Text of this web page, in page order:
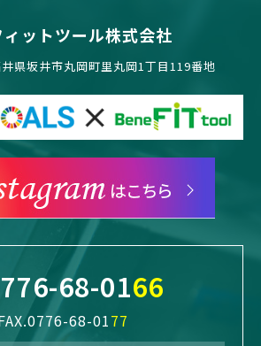
ットツール株式会社
県坂井市丸岡町里丸岡1丁目119番地
68-0166
68-0177